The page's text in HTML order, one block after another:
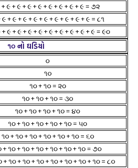
૯ + ૯ + ૯ + ૯ + ૯ + ૯ + ૯ + ૯ = ૭૨
૯ + ૯ + ૯ + ૯ + ૯ + ૯ + ૯ + ૯ + ૯ = ૮૧
૯ + ૯ + ૯ + ૯ + ૯ + ૯ + ૯ + ૯ + ૯ = ૯૦
૧૦ નો ઘડિયો
૦
૧૦
૧૦ + ૧૦ = ૨૦
૧૦ + ૧૦ + ૧૦ = ૩૦
૧૦ + ૧૦ + ૧૦ + ૧૦ = ૪૦
૧૦ + ૧૦ + ૧૦ + ૧૦ + ૧૦ = ૫૦
૧૦ + ૧૦ + ૧૦ + ૧૦ + ૧૦ + ૧૦ = ૬૦
+ ૧૦ + ૧૦ + ૧૦ + ૧૦ + ૧૦ + ૧૦ = ૭૦
+ ૧૦ + ૧૦ + ૧૦ + ૧૦ + ૧૦ + ૧૦ + ૧૦ = ૮૦